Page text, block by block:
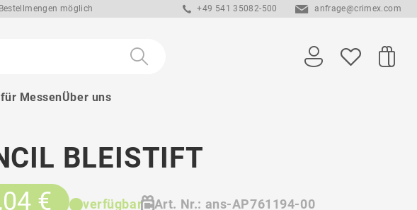
möglich +49 541 35082-500 anfrage@crimex.com
MessenÜber uns
BLEISTIFT
€ verfügbar Art. Nr.: ans-AP761194-00